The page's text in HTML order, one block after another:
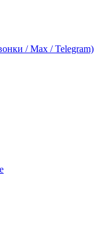
/ Max / Telegram)